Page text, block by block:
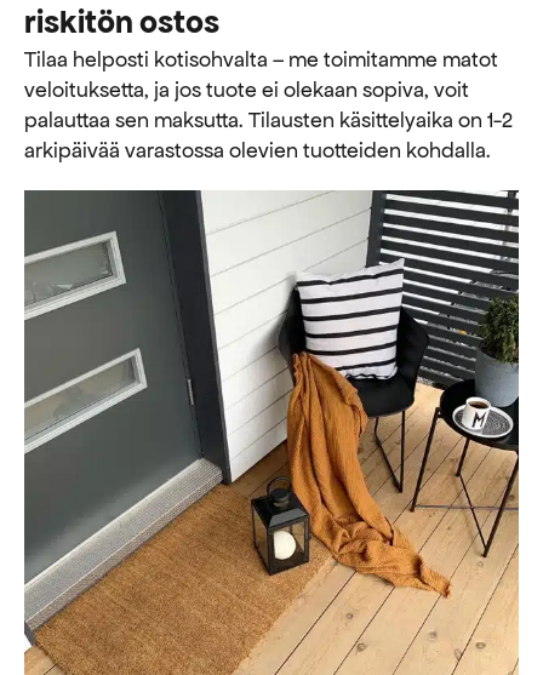
riskitön ostos
Tilaa helposti kotisohvalta – me toimitamme matot
veloituksetta, ja jos tuote ei olekaan sopiva, voit
palauttaa sen maksutta. ​​Tilausten käsittelyaika on 1-2
arkipäivää varastossa olevien tuotteiden kohdalla.